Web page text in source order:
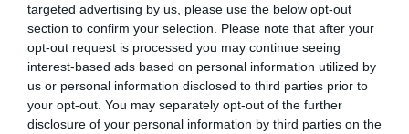
targeted advertising by us, please use the below opt-out
section to confirm your selection. Please note that after your
opt-out request is processed you may continue seeing
interest-based ads based on personal information utilized by
us or personal information disclosed to third parties prior to
your opt-out. You may separately opt-out of the further
disclosure of your personal information by third parties on the
Bejött Elon Musk számítása, sorokban
álnak a vevők a…